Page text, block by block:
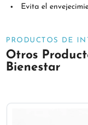
Evita el
PRODUCTOS DE
Otros
Bienestar